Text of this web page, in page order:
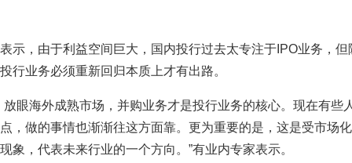
示，由于利益空间巨大，国内投行过去太专注于IPO业务，但
行业务必须重新回归本质上才有出路。
放眼海外成熟市场，并购业务才是投行业务的核心。现在有些
，做的事情也渐渐往这方面靠。更为重要的是，这是受市场
象，代表未来行业的一个方向。”有业内专家表示。